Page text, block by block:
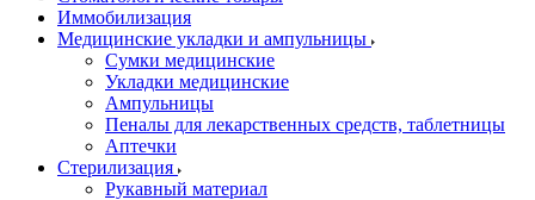
Иммобилизация
Медицинские укладки и ампульницы
Сумки медицинские
Укладки медицинские
Ампульницы
Пеналы для лекарственных средств, таблетницы
Аптечки
Стерилизация
Рукавный материал